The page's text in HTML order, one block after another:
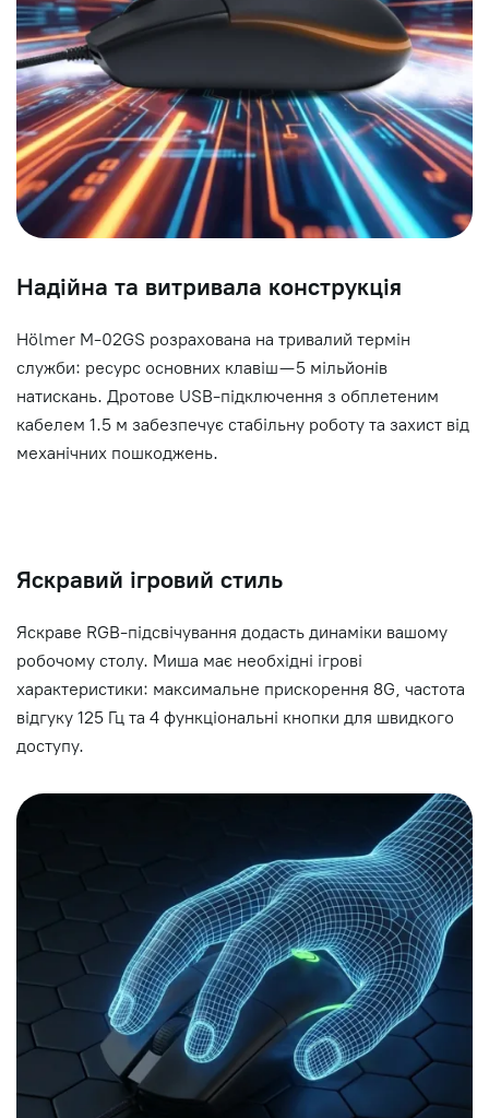
Надійна та витривала конструкція
Hölmer M-02GS розрахована на тривалий термін
служби: ресурс основних клавіш — 5 мільйонів
натискань. Дротове USB-підключення з обплетеним
кабелем 1.5 м забезпечує стабільну роботу та захист від
механічних пошкоджень.
Яскравий ігровий стиль
Яскраве RGB-підсвічування додасть динаміки вашому
робочому столу. Миша має необхідні ігрові
характеристики: максимальне прискорення 8G, частота
відгуку 125 Гц та 4 функціональні кнопки для швидкого
доступу.